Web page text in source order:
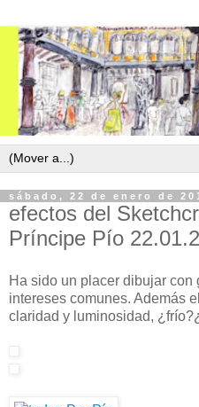
sábado, 22 de enero de
efectos del
Príncipe Pío
Ha sido un placer dibujar con
intereses comunes. Además
claridad y luminosidad,